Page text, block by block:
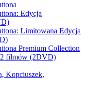
Edycja
Limitowana Edycja
Premium Collection
2 filmów (2DVD)
Kopciuszek,